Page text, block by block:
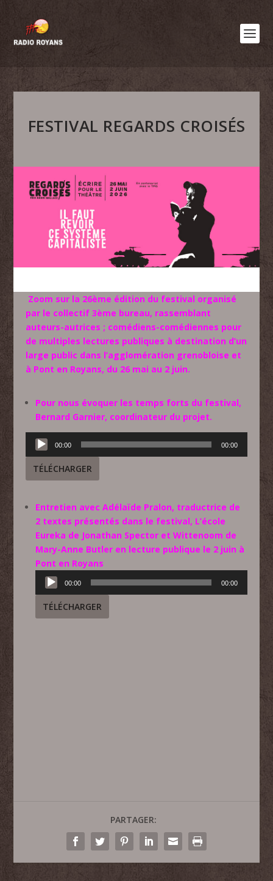
FESTIVAL REGARDS CROISÉS
Zoom sur la 26ème édition du festival organisé
par le collectif 3ème bureau, rassemblant
auteurs-autrices ; comédiens-comédiennes pour
de multiples lectures publiques à destination d’un
large public dans l’agglomération grenobloise et
à Pont en Royans, du 26 mai au 2 juin.
Pour nous évoquer les temps forts du festival,
Bernard Garnier, coordinateur du projet.
Lecteur
audio
00:00 00:00
TÉLÉCHARGER
Entretien avec Adélaïde Pralon, traductrice de
2 textes présentés dans le festival, L’école
Eureka de Jonathan Spector et Wittenoom de
Mary-Anne Butler en lecture publique le 2 juin à
Pont en Royans
Lecteur
audio
00:00 00:00
TÉLÉCHARGER
PARTAGER: